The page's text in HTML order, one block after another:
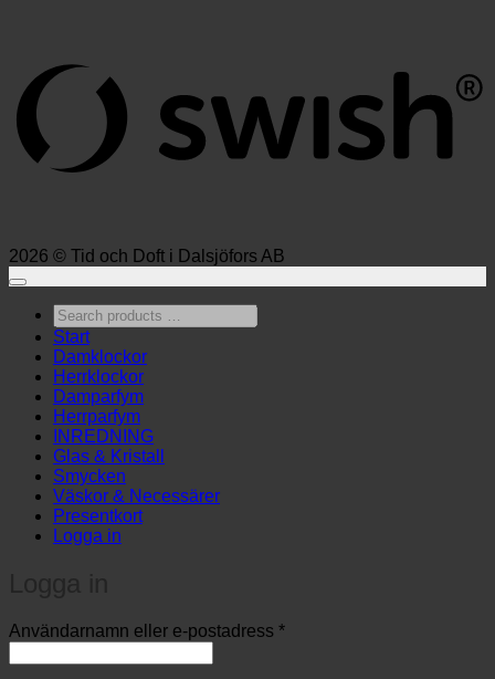
2026 © Tid och Doft i Dalsjöfors AB
Search
products
…
Start
Damklockor
Herrklockor
Damparfym
Herrparfym
INREDNING
Glas & Kristall
Smycken
Väskor & Necessärer
Presentkort
Logga in
Användarnamn eller e-postadress *Obligatoriskt